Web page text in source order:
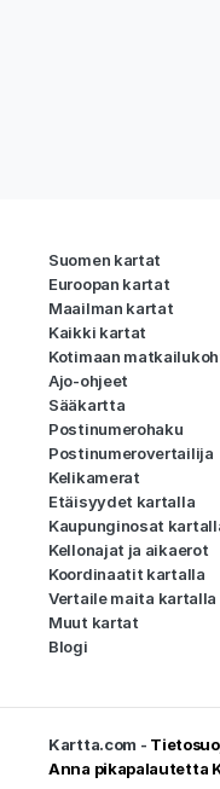
Suomen kartat
Euroopan kartat
Maailman kartat
Kaikki kartat
Kotimaan
Ajo-ohjeet
Sääkartta
Postinumerohaku
Postinumerovertailija
Kelikamerat
Etäisyydet kartalla
Kaupunginosat
Kellonajat ja aikaerot
Koordinaatit kartalla
Vertaile maita kartalla
Muut kartat
Blogi
Kartta.com -
Anna pikapalautetta